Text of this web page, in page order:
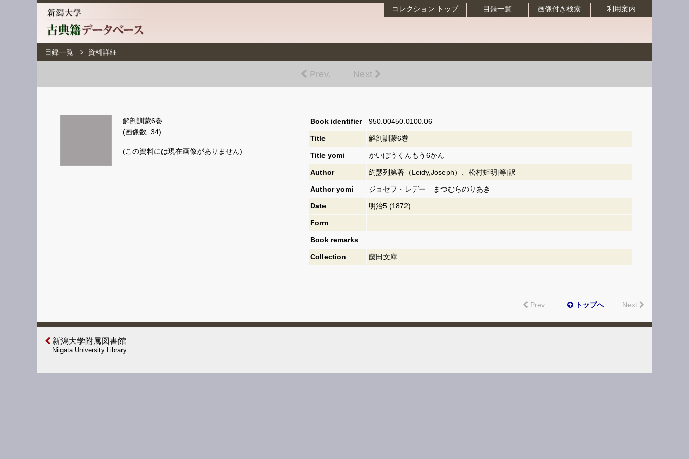
利用案内
画像付き検索
目録一覧
コレクション トップ
目録一覧 資料詳細
Prev. Next
Book identifier 950.00450.0100.06
Title 解剖訓蒙6巻
Title yomi かいぼうくんもう6かん
Author 約瑟列第著（Leidy,Joseph）、松村矩明[等]訳
Author yomi ジョセフ・レデー まつむらのりあき
Date 明治5 (1872)
Form
Book remarks
Collection 藤田文庫
解剖訓蒙6巻
(画像数: 34)
(この資料には現在画像がありません)
Prev. トップへ Next
新潟大学附属図書館
Niigata University Library